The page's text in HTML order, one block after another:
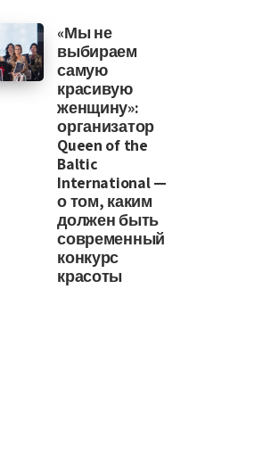
«Мы не
выбираем
самую
красивую
женщину»:
организатор
Queen of the
Baltic
International —
о том, каким
должен быть
современный
конкурс
красоты